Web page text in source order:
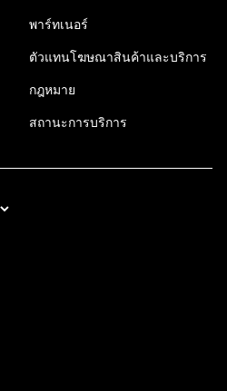
พาร์ทเนอร์
ตัวแทนโฆษณาสินค้าและบริการ
กฎหมาย
สถานะการบริการ